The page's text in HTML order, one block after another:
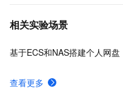
相关实验场景
基于ECS和NAS搭建个人网盘
查看更多